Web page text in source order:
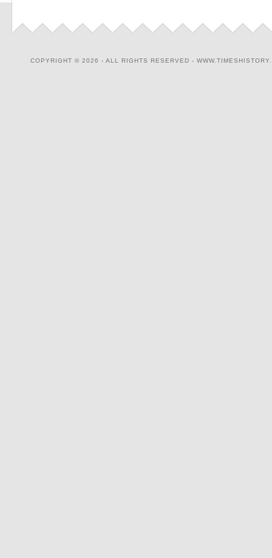
COPYRIGHT © 2026 - ALL RIGHTS RESERVED -